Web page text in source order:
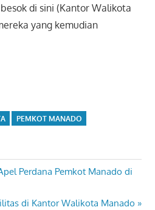
di sini (Kantor Walikota
yang kemudian
PEMKOT MANADO
Perdana Pemkot Manado di
di Kantor Walikota Manado